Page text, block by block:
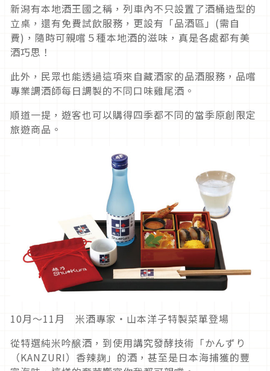
新潟有本地酒王國之稱，列車內不只設置了酒桶造型的
立桌，還有免費試飲服務，更設有「品酒區」(需自
費)，隨時可親嚐５種本地酒的滋味，真是各處都有美
酒巧思！
此外，民眾也能透過這項來自藏酒家的品酒服務，品嚐
專業調酒師每日調製的不同口味雞尾酒。
順道一提，遊客也可以購得四季都不同的當季原創限定
旅遊商品。
10月～11月 米酒專家・山本洋子特製菜單登場
從特選純米吟醸酒，到使用講究發酵技術「かんずり
（KANZURI）香辣麹」的酒，甚至是日本海捕獲的豐